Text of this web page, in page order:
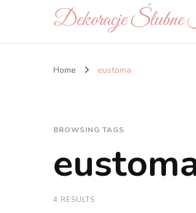
Dekoracje
Home eustoma
BROWSING TAGS
4 RESULTS